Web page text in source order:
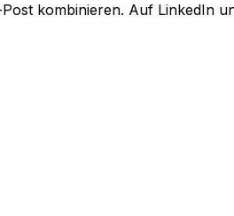
kombinieren. Auf LinkedIn